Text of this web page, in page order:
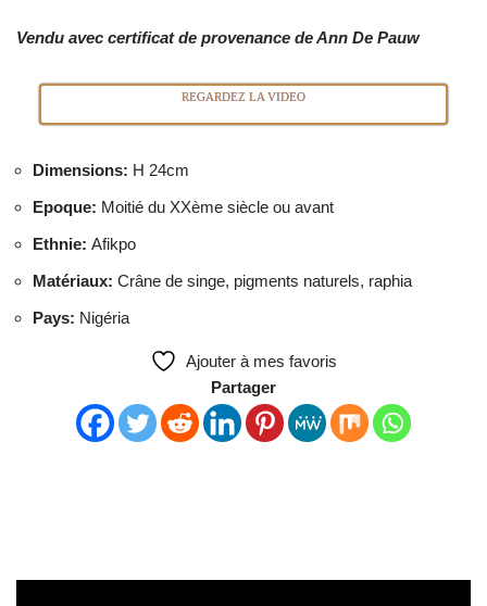
Vendu avec certificat de provenance de Ann De Pauw
REGARDEZ LA VIDEO
Dimensions: H 24cm
Epoque: Moitié du XXème siècle ou avant
Ethnie: Afikpo
Matériaux: Crâne de singe, pigments naturels, raphia
Pays: Nigéria
Ajouter à mes favoris
Partager